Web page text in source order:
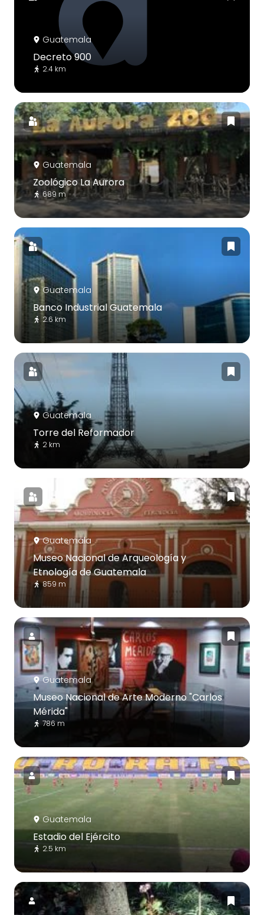
Guatemala
Decreto 900
2.4 km
Guatemala
Zoológico La Aurora
689 m
Guatemala
Banco Industrial Guatemala
2.6 km
Guatemala
Torre del Reformador
2 km
Guatemala
Museo Nacional de Arqueología y
Etnología de Guatemala
859 m
Guatemala
Museo Nacional de Arte Moderno "Carlos
Mérida"
786 m
Guatemala
Estadio del Ejército
2.5 km